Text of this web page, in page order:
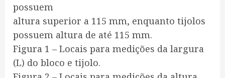
possuem
altura superior a 115 mm, enquanto tijolos
possuem altura de até 115 mm.
Figura 1 – Locais para medições da largura
(L) do bloco e tijolo.